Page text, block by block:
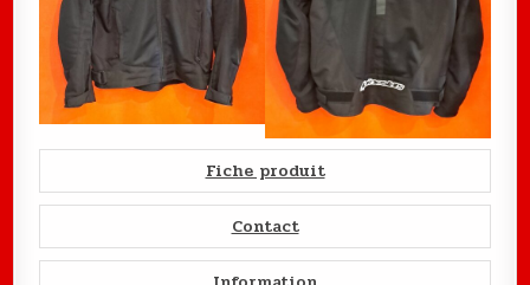
Fiche produit
Contact